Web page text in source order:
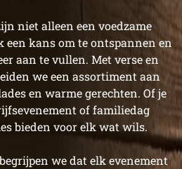
niet alleen een voedzame
een kans om te ontspannen en
aan te vullen. Met verse en
we een assortiment aan
en warme gerechten. Of je
of familiedag
bieden voor elk wat wils.
we dat elk evenement